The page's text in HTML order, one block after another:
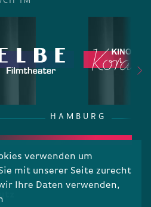
verwenden um
mit unserer Seite zurecht
Ihre Daten verwenden,
HAMBURG